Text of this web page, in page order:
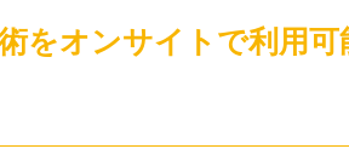
をオンサイトで利用